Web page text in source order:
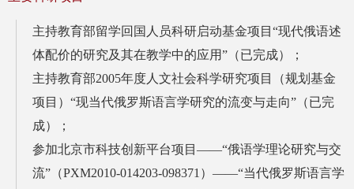
主持教育部留学回国人员科研启动基金项目“现代俄语述
体配价的研究及其在教学中的应用”（已完成）；
主持教育部2005年度人文社会科学研究项目（规划基金
项目）“现当代俄罗斯语言学研究的流变与走向”（已完
成）；
参加北京市科技创新平台项目——“俄语学理论研究与交
流”（PXM2010-014203-098371）——“当代俄罗斯语言学